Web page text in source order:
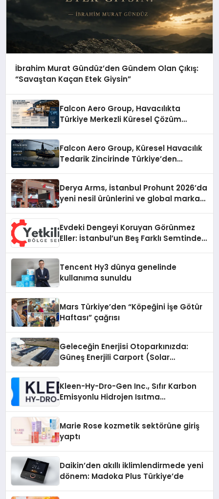
İbrahim Murat Gündüz’den Gündem Olan Çıkış:
“Savaştan Kaçan Etek Giysin”
Falcon Aero Group, Havacılıkta
Türkiye Merkezli Küresel Çözüm
Falcon Aero Group, Küresel Havacılık
Tedarik Zincirinde Türkiye’den
Derya Arms, İstanbul Prohunt 2026’da
yeni nesil ürünlerini ve global marka
Evdeki Dengeyi Koruyan Görünmez
Eller: İstanbul’un Beş Farklı Semtinde
Tencent Hy3 dünya genelinde
kullanıma sunuldu
Mars Türkiye’den “Köpeğini İşe Götür
Haftası” çağrısı
Geleceğin Enerjisi Otoparkınızda:
Güneş Enerjili Carport (Solar
Kleen-Hy-Dro-Gen Inc., Sıfır Karbon
Emisyonlu Hidrojen Isıtma
Marie Rose kozmetik sektörüne giriş
yaptı
Daikin’den akıllı iklimlendirmede yeni
dönem: Madoka Plus Türkiye’de